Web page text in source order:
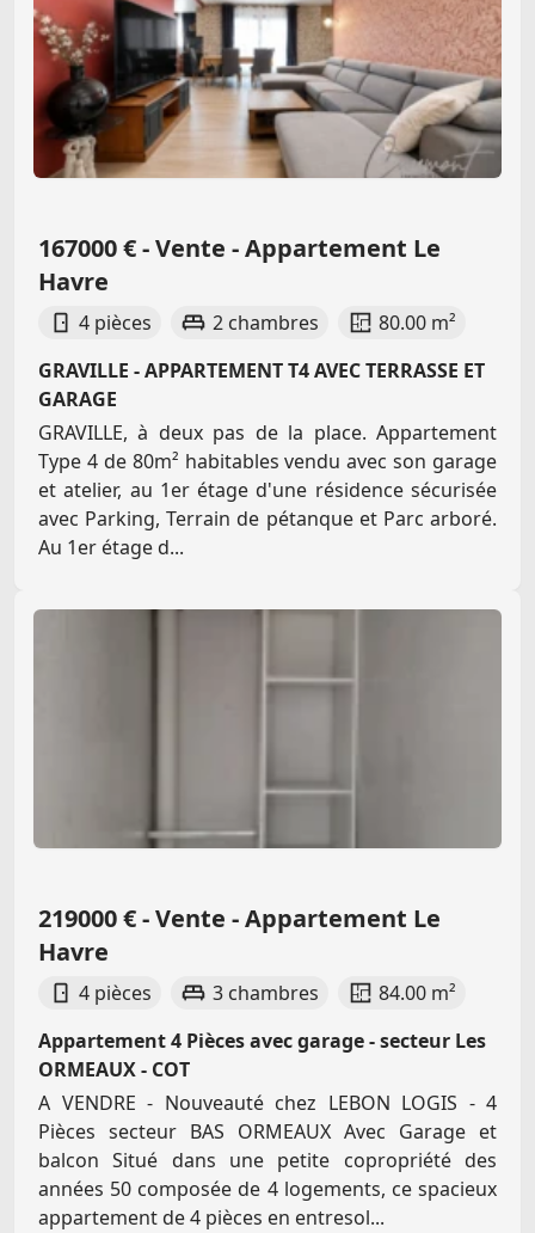
167000 € - Vente - Appartement Le
Havre
4 pièces 2 chambres
80.00 m²
GRAVILLE - APPARTEMENT T4 AVEC TERRASSE ET
GARAGE
GRAVILLE, à deux pas de la place. Appartement
Type 4 de 80m² habitables vendu avec son garage
et atelier, au 1er étage d'une résidence sécurisée
avec Parking, Terrain de pétanque et Parc arboré.
Au 1er étage d...
219000 € - Vente - Appartement Le
Havre
4 pièces 3 chambres
84.00 m²
Appartement 4 Pièces avec garage - secteur Les
ORMEAUX - COT
A VENDRE - Nouveauté chez LEBON LOGIS - 4
Pièces secteur BAS ORMEAUX Avec Garage et
balcon Situé dans une petite copropriété des
années 50 composée de 4 logements, ce spacieux
appartement de 4 pièces en entresol...